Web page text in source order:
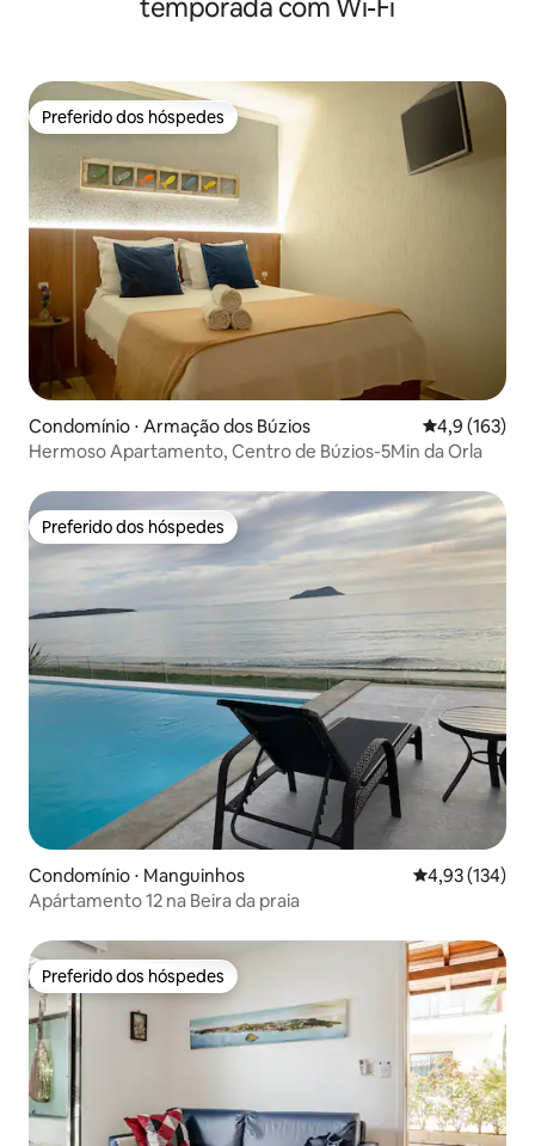
temporada com Wi-Fi
Preferido dos hóspedes
Preferido dos hóspedes
Condomínio ⋅ Armação dos Búzios 4,9 de uma
4,9 (163)
Hermoso Apartamento, Centro de Búzios-5Min da Orla
Preferido dos hóspedes
Preferido dos hóspedes
Condomínio ⋅ Manguinhos 4,93 de uma
4,93 (134)
Apártamento 12 na Beira da praia
Preferido dos hóspedes
Preferido dos hóspedes